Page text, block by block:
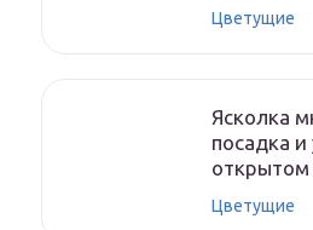
Цветущие
Ясколка
посадка и
открытом
Цветущие